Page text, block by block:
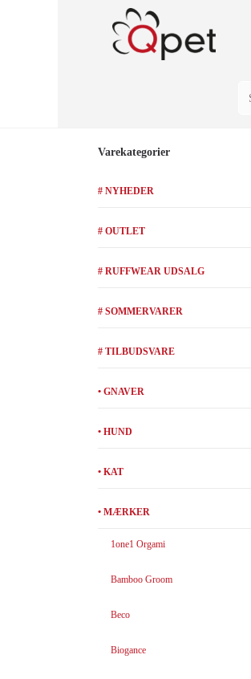
Varekategorier
# NYHEDER
# OUTLET
# RUFFWEAR UDSALG
# SOMMERVARER
# TILBUDSVARE
• GNAVER
• HUND
• KAT
• MÆRKER
1one1 Orgami
Bamboo Groom
Beco
Biogance